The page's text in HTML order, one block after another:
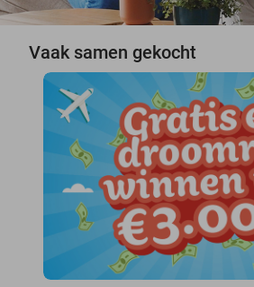
Vaak samen gekocht